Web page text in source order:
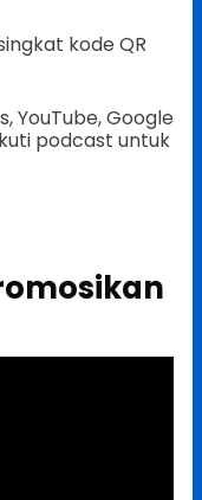
kode QR
YouTube, Google
podcast untuk